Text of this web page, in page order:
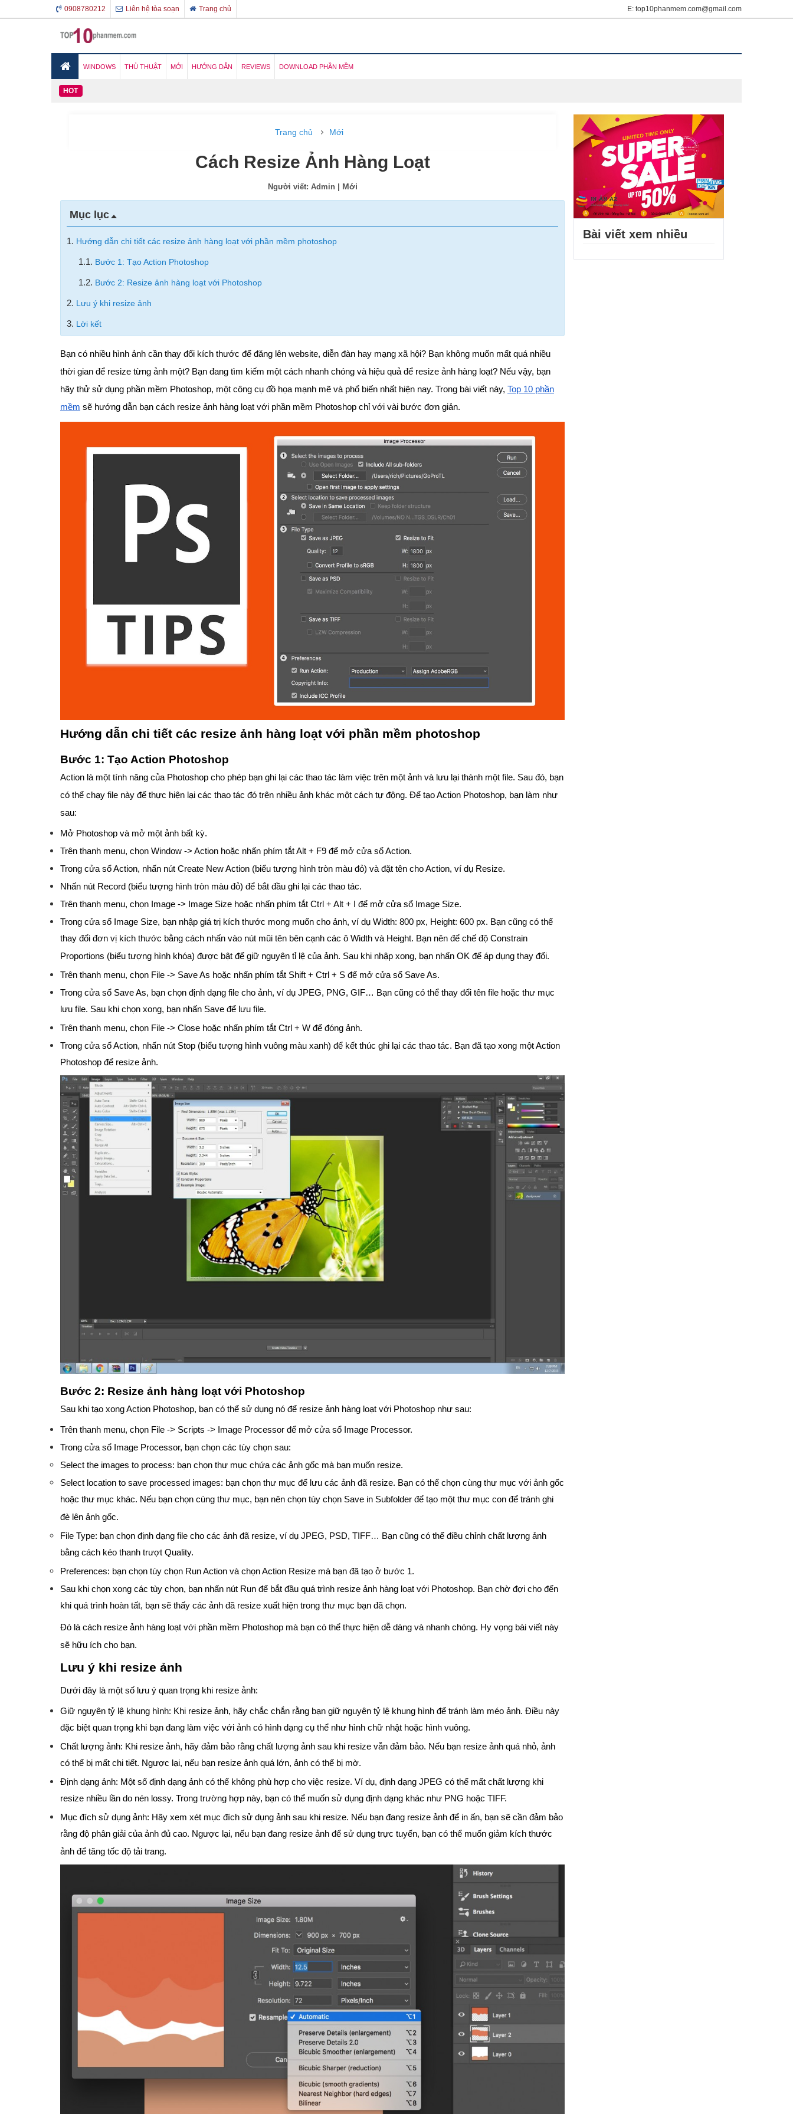
0908780212 Liên hệ tòa soạn Trang chủ E: top10phanmem.com@gmail.com
WINDOWS THỦ THUẬT MỚI HƯỚNG DẪN REVIEWS DOWNLOAD PHẦN MỀM
HOT
Trang chủ Mới
Cách Resize Ảnh Hàng Loạt
Người viết: Admin | Mới
Mục lục
1. Hướng dẫn chi tiết các resize ảnh hàng loạt với phần mềm photoshop
1.1. Bước 1: Tạo Action Photoshop
1.2. Bước 2: Resize ảnh hàng loạt với Photoshop
2. Lưu ý khi resize ảnh
3. Lời kết
Bạn có nhiều hình ảnh cần thay đổi kích thước để đăng lên website, diễn đàn hay mạng xã hội? Bạn không muốn mất quá nhiều
thời gian để resize từng ảnh một? Bạn đang tìm kiếm một cách nhanh chóng và hiệu quả để resize ảnh hàng loạt? Nếu vậy, bạn
hãy thử sử dụng phần mềm Photoshop, một công cụ đồ họa mạnh mẽ và phổ biến nhất hiện nay. Trong bài viết này, Top 10 phần
mềm sẽ hướng dẫn bạn cách resize ảnh hàng loạt với phần mềm Photoshop chỉ với vài bước đơn giản.
Hướng dẫn chi tiết các resize ảnh hàng loạt với phần mềm photoshop
Bước 1: Tạo Action Photoshop
Action là một tính năng của Photoshop cho phép bạn ghi lại các thao tác làm việc trên một ảnh và lưu lại thành một file. Sau đó, bạn
có thể chạy file này để thực hiện lại các thao tác đó trên nhiều ảnh khác một cách tự động. Để tạo Action Photoshop, bạn làm như
sau:
Mở Photoshop và mở một ảnh bất kỳ.
Trên thanh menu, chọn Window -> Action hoặc nhấn phím tắt Alt + F9 để mở cửa sổ Action.
Trong cửa sổ Action, nhấn nút Create New Action (biểu tượng hình tròn màu đỏ) và đặt tên cho Action, ví dụ Resize.
Nhấn nút Record (biểu tượng hình tròn màu đỏ) để bắt đầu ghi lại các thao tác.
Trên thanh menu, chọn Image -> Image Size hoặc nhấn phím tắt Ctrl + Alt + I để mở cửa sổ Image Size.
Trong cửa sổ Image Size, bạn nhập giá trị kích thước mong muốn cho ảnh, ví dụ Width: 800 px, Height: 600 px. Bạn cũng có thể
thay đổi đơn vị kích thước bằng cách nhấn vào nút mũi tên bên cạnh các ô Width và Height. Bạn nên để chế độ Constrain
Proportions (biểu tượng hình khóa) được bật để giữ nguyên tỉ lệ của ảnh. Sau khi nhập xong, bạn nhấn OK để áp dụng thay đổi.
Trên thanh menu, chọn File -> Save As hoặc nhấn phím tắt Shift + Ctrl + S để mở cửa sổ Save As.
Trong cửa sổ Save As, bạn chọn định dạng file cho ảnh, ví dụ JPEG, PNG, GIF… Bạn cũng có thể thay đổi tên file hoặc thư mục
lưu file. Sau khi chọn xong, bạn nhấn Save để lưu file.
Trên thanh menu, chọn File -> Close hoặc nhấn phím tắt Ctrl + W để đóng ảnh.
Trong cửa sổ Action, nhấn nút Stop (biểu tượng hình vuông màu xanh) để kết thúc ghi lại các thao tác. Bạn đã tạo xong một Action
Photoshop để resize ảnh.
Bước 2: Resize ảnh hàng loạt với Photoshop
Sau khi tạo xong Action Photoshop, bạn có thể sử dụng nó để resize ảnh hàng loạt với Photoshop như sau:
Trên thanh menu, chọn File -> Scripts -> Image Processor để mở cửa sổ Image Processor.
Trong cửa sổ Image Processor, bạn chọn các tùy chọn sau:
Select the images to process: bạn chọn thư mục chứa các ảnh gốc mà bạn muốn resize.
Select location to save processed images: bạn chọn thư mục để lưu các ảnh đã resize. Bạn có thể chọn cùng thư mục với ảnh gốc
hoặc thư mục khác. Nếu bạn chọn cùng thư mục, bạn nên chọn tùy chọn Save in Subfolder để tạo một thư mục con để tránh ghi
đè lên ảnh gốc.
File Type: bạn chọn định dạng file cho các ảnh đã resize, ví dụ JPEG, PSD, TIFF… Bạn cũng có thể điều chỉnh chất lượng ảnh
bằng cách kéo thanh trượt Quality.
Preferences: bạn chọn tùy chọn Run Action và chọn Action Resize mà bạn đã tạo ở bước 1.
Sau khi chọn xong các tùy chọn, bạn nhấn nút Run để bắt đầu quá trình resize ảnh hàng loạt với Photoshop. Bạn chờ đợi cho đến
khi quá trình hoàn tất, bạn sẽ thấy các ảnh đã resize xuất hiện trong thư mục bạn đã chọn.
Đó là cách resize ảnh hàng loạt với phần mềm Photoshop mà bạn có thể thực hiện dễ dàng và nhanh chóng. Hy vọng bài viết này
sẽ hữu ích cho bạn.
Lưu ý khi resize ảnh
Dưới đây là một số lưu ý quan trọng khi resize ảnh:
Giữ nguyên tỷ lệ khung hình: Khi resize ảnh, hãy chắc chắn rằng bạn giữ nguyên tỷ lệ khung hình để tránh làm méo ảnh. Điều này
đặc biệt quan trọng khi bạn đang làm việc với ảnh có hình dạng cụ thể như hình chữ nhật hoặc hình vuông.
Chất lượng ảnh: Khi resize ảnh, hãy đảm bảo rằng chất lượng ảnh sau khi resize vẫn đảm bảo. Nếu bạn resize ảnh quá nhỏ, ảnh
có thể bị mất chi tiết. Ngược lại, nếu bạn resize ảnh quá lớn, ảnh có thể bị mờ.
Định dạng ảnh: Một số định dạng ảnh có thể không phù hợp cho việc resize. Ví dụ, định dạng JPEG có thể mất chất lượng khi
resize nhiều lần do nén lossy. Trong trường hợp này, bạn có thể muốn sử dụng định dạng khác như PNG hoặc TIFF.
Mục đích sử dụng ảnh: Hãy xem xét mục đích sử dụng ảnh sau khi resize. Nếu bạn đang resize ảnh để in ấn, bạn sẽ cần đảm bảo
rằng độ phân giải của ảnh đủ cao. Ngược lại, nếu bạn đang resize ảnh để sử dụng trực tuyến, bạn có thể muốn giảm kích thước
ảnh để tăng tốc độ tải trang.
Bài viết xem nhiều